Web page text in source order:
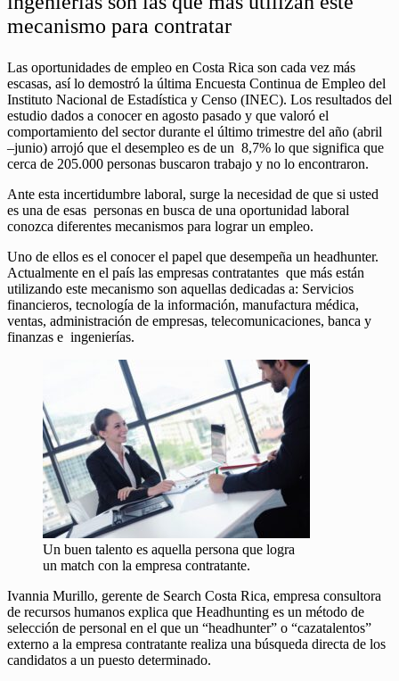
mecanismo para contratar
Las oportunidades de empleo en Costa Rica son cada vez más
escasas, así lo demostró la última Encuesta Continua de Empleo del
Instituto Nacional de Estadística y Censo (INEC). Los resultados del
estudio dados a conocer en agosto pasado y que valoró el
comportamiento del sector durante el último trimestre del año (abril
–junio) arrojó que el desempleo es de un 8,7% lo que significa que
cerca de 205.000 personas buscaron trabajo y no lo encontraron.
Ante esta incertidumbre laboral, surge la necesidad de que si usted
es una de esas personas en busca de una oportunidad laboral
conozca diferentes mecanismos para lograr un empleo.
Uno de ellos es el conocer el papel que desempeña un headhunter.
Actualmente en el país las empresas contratantes que más están
utilizando este mecanismo son aquellas dedicadas a: Servicios
financieros, tecnología de la información, manufactura médica,
ventas, administración de empresas, telecomunicaciones, banca y
finanzas e ingenierías.
Un buen talento es aquella persona que logra
un match con la empresa contratante.
Ivannia Murillo, gerente de Search Costa Rica, empresa consultora
de recursos humanos explica que Headhunting es un método de
selección de personal en el que un “headhunter” o “cazatalentos”
externo a la empresa contratante realiza una búsqueda directa de los
candidatos a un puesto determinado.